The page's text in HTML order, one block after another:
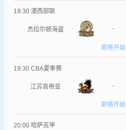
19:30 澳西部联
杰拉尔顿海盗 -
即将开始
19:30 CBA夏季赛
江苏肯帝亚 -
即将开始
20:00 哈萨克甲